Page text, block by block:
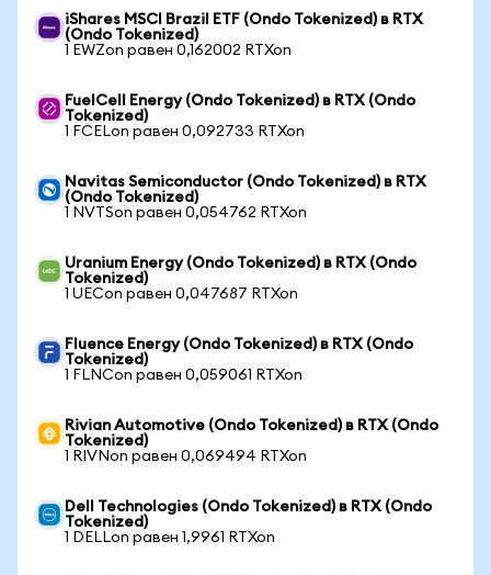
iShares MSCI Brazil ETF (Ondo Tokenized) в RTX
(Ondo Tokenized)
1 EWZon равен 0,162002 RTXon
FuelCell Energy (Ondo Tokenized) в RTX (Ondo
Tokenized)
1 FCELon равен 0,092733 RTXon
Navitas Semiconductor (Ondo Tokenized) в RTX
(Ondo Tokenized)
1 NVTSon равен 0,054762 RTXon
Uranium Energy (Ondo Tokenized) в RTX (Ondo
Tokenized)
1 UECon равен 0,047687 RTXon
Fluence Energy (Ondo Tokenized) в RTX (Ondo
Tokenized)
1 FLNCon равен 0,059061 RTXon
Rivian Automotive (Ondo Tokenized) в RTX (Ondo
Tokenized)
1 RIVNon равен 0,069494 RTXon
Dell Technologies (Ondo Tokenized) в RTX (Ondo
Tokenized)
1 DELLon равен 1,9961 RTXon